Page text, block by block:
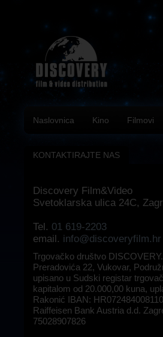
Naslovnica Kino Filmovi
KONTAKTIRAJTE NAS
Discovery Film&Video
Svetoklarska ulica 24C,
Tel. 01 619-2203
email. info@discoveryfilm.hr
Trgovačko društvo
Preradovića 22, Vukovar,
upisano u Sudski registar
kapitalom od 20.000,00 kuna,
Rakonić IBAN:
Raiffeisen Bank Austria d.d.
75028907826